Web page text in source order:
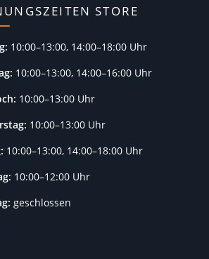
STORE
10:00–13:00, 14:00–18:00 Uhr
10:00–13:00, 14:00–16:00 Uhr
10:00–13:00 Uhr
10:00–13:00 Uhr
10:00–13:00, 14:00–18:00 Uhr
10:00–12:00 Uhr
geschlossen